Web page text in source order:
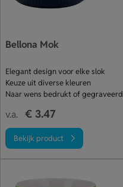
Bellona Mok
Elegant design voor elke slok
Keuze uit diverse kleuren
Naar wens bedrukt of gegraveerd
v.a. € 3.47
Bekijk product